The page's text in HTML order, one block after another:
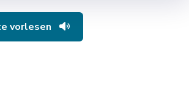
vorlesen